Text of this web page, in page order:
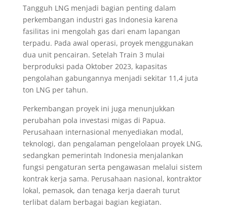
Tangguh LNG menjadi bagian penting dalam
perkembangan industri gas Indonesia karena
fasilitas ini mengolah gas dari enam lapangan
terpadu. Pada awal operasi, proyek menggunakan
dua unit pencairan. Setelah Train 3 mulai
berproduksi pada Oktober 2023, kapasitas
pengolahan gabungannya menjadi sekitar 11,4 juta
ton LNG per tahun.
Perkembangan proyek ini juga menunjukkan
perubahan pola investasi migas di Papua.
Perusahaan internasional menyediakan modal,
teknologi, dan pengalaman pengelolaan proyek LNG,
sedangkan pemerintah Indonesia menjalankan
fungsi pengaturan serta pengawasan melalui sistem
kontrak kerja sama. Perusahaan nasional, kontraktor
lokal, pemasok, dan tenaga kerja daerah turut
terlibat dalam berbagai bagian kegiatan.